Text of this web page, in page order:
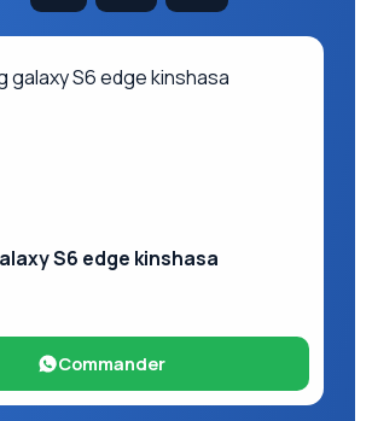
S6 edge kinshasa
Commander